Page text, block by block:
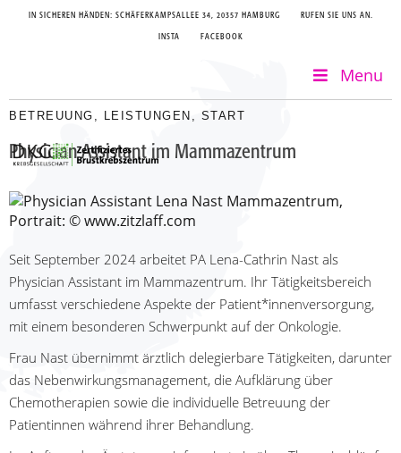
IN SICHEREN HÄNDEN: SCHÄFERKAMPSALLEE 34, 20357 HAMBURG RUFEN SIE UNS AN.
INSTA FACEBOOK
Menu
BETREUUNG , LEISTUNGEN , START
Physician Assistant im Mammazentrum
Seit September 2024 arbeitet PA Lena-Cathrin Nast als
Physician Assistant im Mammazentrum. Ihr Tätigkeitsbereich
umfasst verschiedene Aspekte der Patient*innenversorgung,
mit einem besonderen Schwerpunkt auf der Onkologie.
Frau Nast übernimmt ärztlich delegierbare Tätigkeiten, darunter
das Nebenwirkungsmanagement, die Aufklärung über
Chemotherapien sowie die individuelle Betreuung der
Patientinnen während ihrer Behandlung.